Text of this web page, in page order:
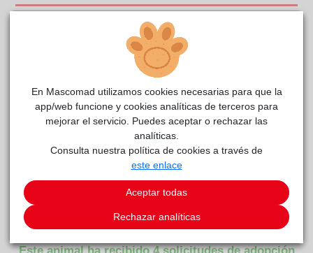
IBIAS
La Voz
Animal
En Mascomad utilizamos cookies necesarias para que la
app/web funcione y cookies analíticas de terceros para
mejorar el servicio. Puedes aceptar o rechazar las
analíticas.
Consulta nuestra política de cookies a través de
este enlace
Aceptar todas
Rechazar analíticas